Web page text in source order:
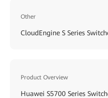
Other
CloudEngine S Series
Product Overview
Huawei S5700 Series